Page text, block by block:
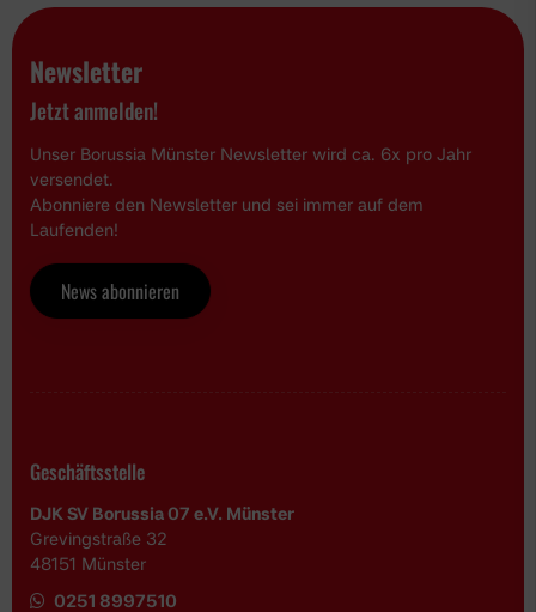
Newsletter
Jetzt anmelden!
Unser Borussia Münster Newsletter wird ca. 6x pro Jahr
versendet.
Abonniere den Newsletter und sei immer auf dem
Laufenden!
News abonnieren
Geschäftsstelle
DJK SV Borussia 07 e.V. Münster
Grevingstraße 32
48151 Münster
0251 8997510
Breitensport
Tischtennis
Handball
Boulesport
News & Media
Kontakt Service
Schulengel